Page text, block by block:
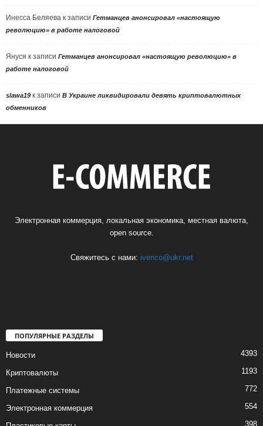
Инесса Беляева к записи Гетманцев анонсировал «настоящую
революцию» в работе налоговой
Януся к записи Гетманцев анонсировал «настоящую революцию» в
работе налоговой
slawa19 к записи В Украине ликвидировали девять криптовалютных
обменников
Электронная коммерция, локальная экономика, местная валюта,
open source.
Свяжитесь с нами: ivenco@ukr.net
ПОПУЛЯРНЫЕ РАЗДЕЛЫ
Новости 4393
Криптовалюты 1193
Платежные системы 772
Электронная коммерция 554
398